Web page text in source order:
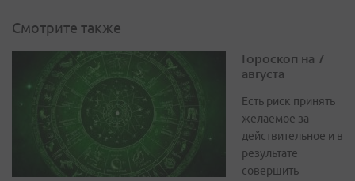
Смотрите также
Гороскоп на 7
августа
Есть риск принять
желаемое за
действительное и в
результате
совершить